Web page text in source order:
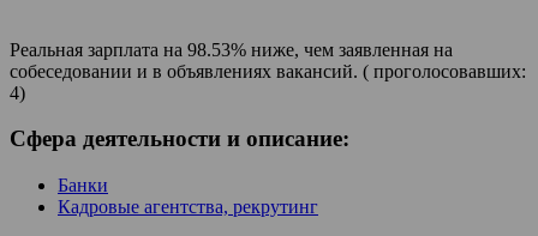
Реальная зарплата на 98.53% ниже, чем заявленная на
собеседовании и в объявлениях вакансий. ( проголосовавших:
4)
Сфера деятельности и описание:
Банки
Кадровые агентства, рекрутинг